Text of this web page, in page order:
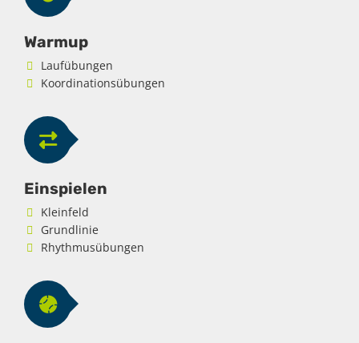
Warmup
Laufübungen
Koordinationsübungen
Einspielen
Kleinfeld
Grundlinie
Rhythmusübungen